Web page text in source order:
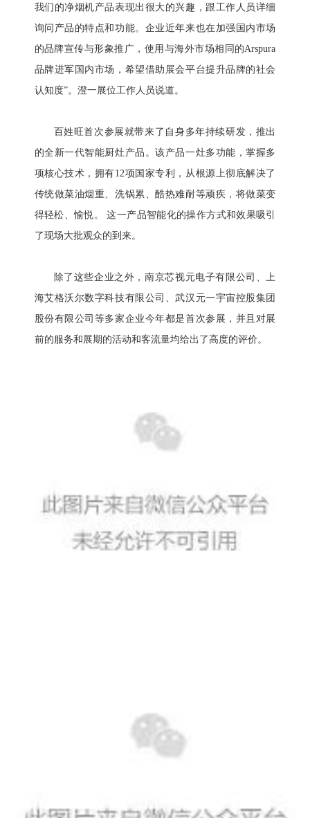
我们的净烟机产品表现出很大的兴趣，跟工作人员详细
询问产品的特点和功能。企业近年来也在加强国内市场
的品牌宣传与形象推广，使用与海外市场相同的Arspura
品牌进军国内市场，希望借助展会平台提升品牌的社会
认知度”。澄一展位工作人员说道。
百姓旺首次参展就带来了自身多年持续研发，推出
的全新一代智能厨灶产品。该产品一灶多功能，掌握多
项核心技术，拥有12项国家专利，从根源上彻底解决了
传统做菜油烟重、洗锅累、酷热难耐等顽疾，将做菜变
得轻松、愉悦。 这一产品智能化的操作方式和效果吸引
了现场大批观众的到来。
除了这些企业之外，南京芯视元电子有限公司、上
海艾格沃尔数字科技有限公司、武汉元一宇宙控股集团
股份有限公司等多家企业今年都是首次参展，并且对展
前的服务和展期的活动和客流量均给出了高度的评价。